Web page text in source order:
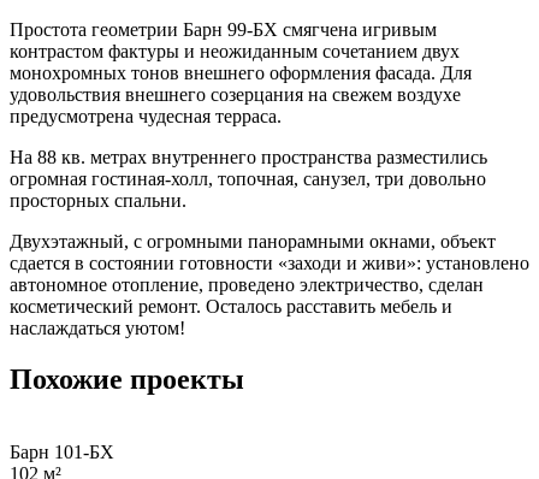
Простота геометрии Барн 99-БХ смягчена игривым
контрастом фактуры и неожиданным сочетанием двух
монохромных тонов внешнего оформления фасада. Для
удовольствия внешнего созерцания на свежем воздухе
предусмотрена чудесная терраса.
На 88 кв. метрах внутреннего пространства разместились
огромная гостиная-холл, топочная, санузел, три довольно
просторных спальни.
Двухэтажный, с огромными панорамными окнами, объект
сдается в состоянии готовности «заходи и живи»: установлено
автономное отопление, проведено электричество, сделан
косметический ремонт. Осталось расставить мебель и
наслаждаться уютом!
Похожие проекты
Барн 101-БХ
102 м²